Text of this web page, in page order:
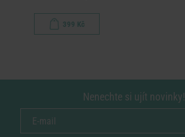
399 Kč
Nenechte si ujít novinky!